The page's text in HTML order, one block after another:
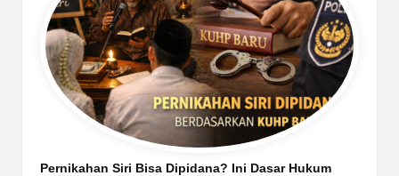
Pernikahan Siri Bisa Dipidana? Ini Dasar Hukum